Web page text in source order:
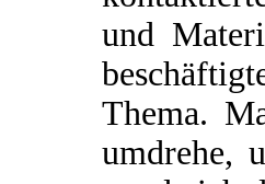
und
Thema.
umdrehe,